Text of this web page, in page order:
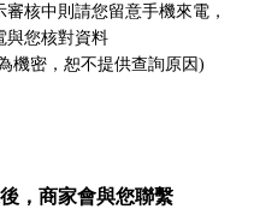
審核中則請您留意手機來電，
與您核對資料
機密，恕不提供查詢原因)
，商家會與您聯繫